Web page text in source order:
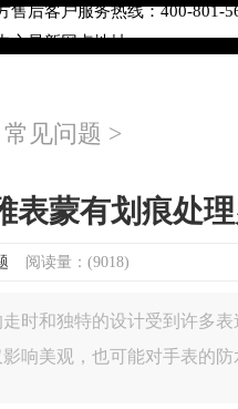
售后客户服务热线：400-801-
心最新网点地址：
华熙国际中心D座11层1102
常见问题 >
表蒙有划痕处
阅读量：(9018)
时和独特的设计受到许多
响美观，也可能对手表的